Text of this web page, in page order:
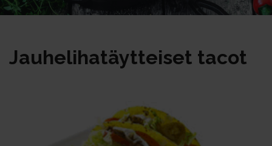
Jau­he­li­ha­täyt­tei­set ta­cot